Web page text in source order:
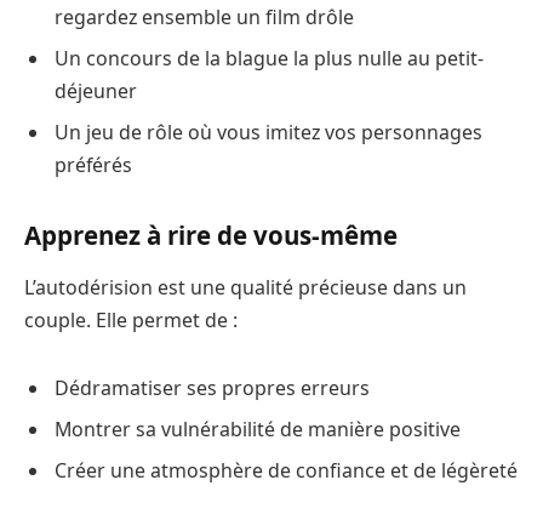
regardez ensemble un film drôle
Un concours de la blague la plus nulle au petit-
déjeuner
Un jeu de rôle où vous imitez vos personnages
préférés
Apprenez à rire de vous-même
L’autodérision est une qualité précieuse dans un
couple. Elle permet de :
Dédramatiser ses propres erreurs
Montrer sa vulnérabilité de manière positive
Créer une atmosphère de confiance et de légèreté